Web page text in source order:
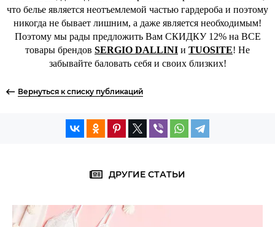
что белье является неотъемлемой частью гардероба и поэтому
никогда не бывает лишним, а даже является необходимым!
Поэтому мы рады предложить Вам СКИДКУ 12% на ВСЕ
товары брендов SERGIO DALLINI и TUOSITE! Не
забывайте баловать себя и своих близких!
Вернуться к списку публикаций
ДРУГИЕ СТАТЬИ